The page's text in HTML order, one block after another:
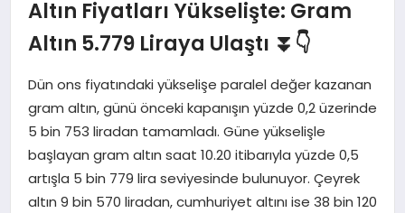
YAŞAM
SAĞLIK
DÜNYA
MAGAZIN
Altın Fiyatları Yükselişte: Gram
Altın 5.779 Liraya Ulaştı ⏬👇
Dün ons fiyatındaki yükselişe paralel değer kazanan
gram altın, günü önceki kapanışın yüzde 0,2 üzerinde
5 bin 753 liradan tamamladı. Güne yükselişle
başlayan gram altın saat 10.20 itibarıyla yüzde 0,5
artışla 5 bin 779 lira seviyesinde bulunuyor. Çeyrek
altın 9 bin 570 liradan, cumhuriyet altını ise 38 bin 120